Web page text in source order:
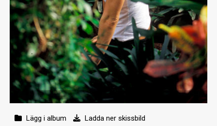
Lägg i album Ladda ner skissbild